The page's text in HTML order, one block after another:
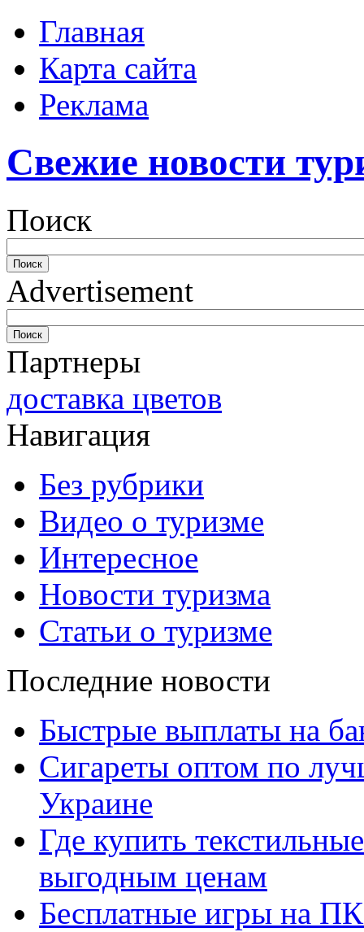
Главная
Карта сайта
Реклама
Свежие новости
Поиск
Advertisement
Партнеры
доставка цветов
Навигация
Без рубрики
Видео о туризме
Интересное
Новости туризма
Статьи о туризме
Последние новости
Быстрые выплаты на
Сигареты оптом по
Украине
Где купить
выгодным ценам
Бесплатные игры на